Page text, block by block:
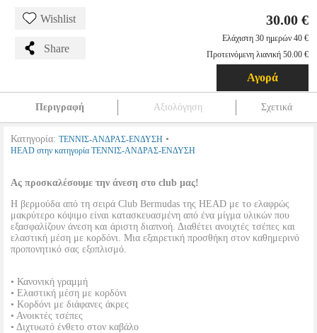
Wishlist
Share
30.00 €
Ελάχιστη 30 ημερών 40 €
Προτεινόμενη λιανική 50.00 €
Αγορά
Περιγραφή Αξιολόγηση Σχετικά
Κατηγορία: ΤΕΝΝΙΣ-ΑΝΔΡΑΣ-ΕΝΔΥΣΗ •
HEAD στην κατηγορία ΤΕΝΝΙΣ-ΑΝΔΡΑΣ-ΕΝΔΥΣΗ
Ας προσκαλέσουμε την άνεση στο club μας!
Η βερμούδα από τη σειρά Club Bermudas της HEAD με το ελαφρώς
μακρύτερο κόψιμο είναι κατασκευασμένη από ένα μίγμα υλικών που
εξασφαλίζουν άνεση και άριστη διαπνοή. Διαθέτει ανοιχτές τσέπες και
ελαστική μέση με κορδόνι. Μια εξαιρετική προσθήκη στον καθημερινό
προπονητικό σας εξοπλισμό.
• Κανονική γραμμή
• Ελαστική μέση με κορδόνι
• Κορδόνι με διάφανες άκρες
• Ανοικτές τσέπες
• Διχτυωτό ένθετο στον καβάλο